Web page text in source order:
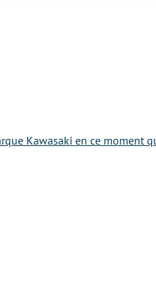
Kawasaki en ce moment